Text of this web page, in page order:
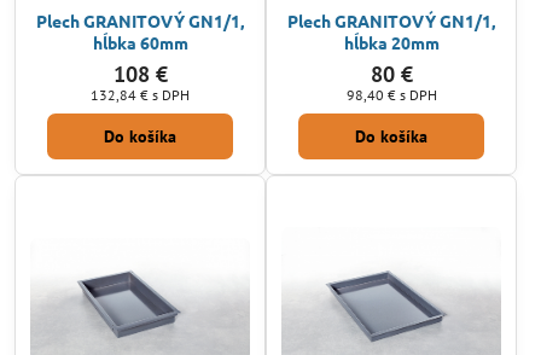
Plech GRANITOVÝ GN1/1,
hĺbka 60mm
108 €
132,84 € s DPH
Do košíka
Plech GRANITOVÝ GN1/1,
hĺbka 20mm
80 €
98,40 € s DPH
Do košíka